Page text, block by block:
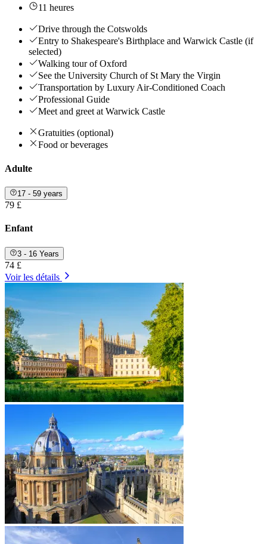
11 heures
Drive through the Cotswolds
Entry to Shakespeare's Birthplace and Warwick Castle (if
selected)
Walking tour of Oxford
See the University Church of St Mary the Virgin
Transportation by Luxury Air-Conditioned Coach
Professional Guide
Meet and greet at Warwick Castle
Gratuities (optional)
Food or beverages
Adulte
17 - 59 years
79 £
Enfant
3 - 16 Years
74 £
Voir les détails